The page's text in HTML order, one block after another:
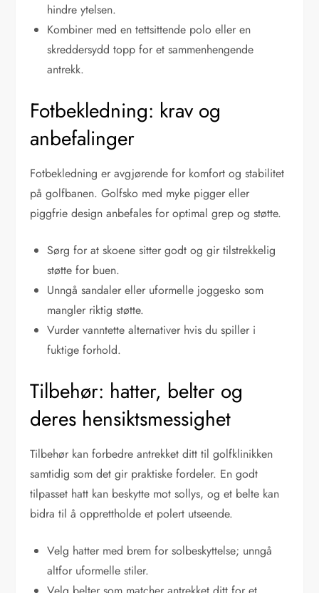
hindre ytelsen.
Kombiner med en tettsittende polo eller en
skreddersydd topp for et sammenhengende
antrekk.
Fotbekledning: krav og
anbefalinger
Fotbekledning er avgjørende for komfort og stabilitet
på golfbanen. Golfsko med myke pigger eller
piggfrie design anbefales for optimal grep og støtte.
Sørg for at skoene sitter godt og gir tilstrekkelig
støtte for buen.
Unngå sandaler eller uformelle joggesko som
mangler riktig støtte.
Vurder vanntette alternativer hvis du spiller i
fuktige forhold.
Tilbehør: hatter, belter og
deres hensiktsmessighet
Tilbehør kan forbedre antrekket ditt til golfklinikken
samtidig som det gir praktiske fordeler. En godt
tilpasset hatt kan beskytte mot sollys, og et belte kan
bidra til å opprettholde et polert utseende.
Velg hatter med brem for solbeskyttelse; unngå
altfor uformelle stiler.